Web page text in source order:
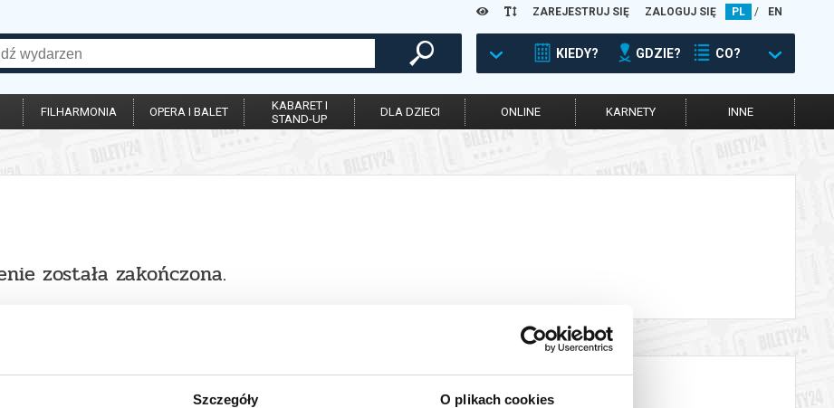
Szczegóły O plikach cookies
ZAREJESTRUJ SIĘ ZALOGUJ SIĘ PL / EN
KIEDY? GDZIE? CO?
FILHARMONIA OPERA I BALET
KABARET I
STAND-UP
DLA DZIECI ONLINE KARNETY INNE
została zakończona.